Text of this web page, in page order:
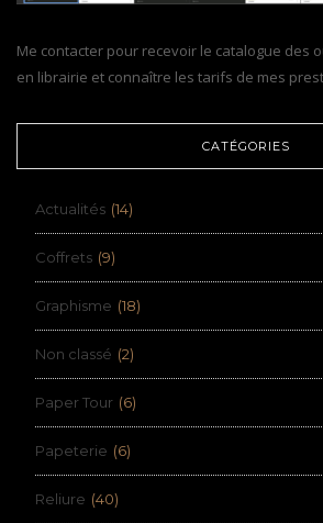
Me contacter pour recevoir le catalogue des
en librairie et connaître les tarifs de mes
CATÉGORIES
Actualités (14)
Coffrets (9)
Graphisme (18)
Non classé (2)
Paper Tour (6)
Papeterie (6)
Reliure (40)